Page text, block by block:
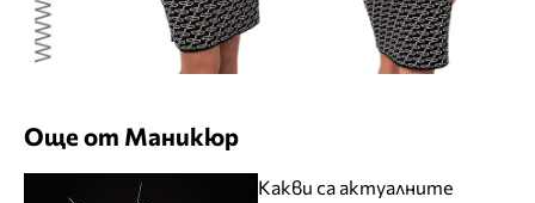
Още от Маникюр
Какви са актуалните